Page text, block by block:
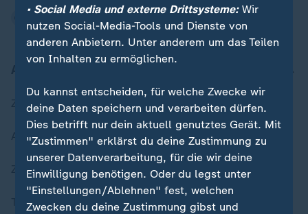
Zuletzt veröffentlicht
Aktuelle Sendungs-Videos
ZDFheute Stories
Themen im Überblick
• Social Media und externe Drittsysteme:Wir
nutzen Social-Media-Tools und Dienste von
anderen Anbietern. Unter anderem um das Teilen
von Inhalten zu ermöglichen.
Du kannst entscheiden, für welche Zwecke wir
deine Daten speichern und verarbeiten dürfen.
Dies betrifft nur dein aktuell genutztes Gerät. Mit
"Zustimmen" erklärst du deine Zustimmung zu
unserer Datenverarbeitung, für die wir deine
Einwilligung benötigen. Oder du legst unter
"Einstellungen/Ablehnen" fest, welchen
Zwecken du deine Zustimmung gibst und